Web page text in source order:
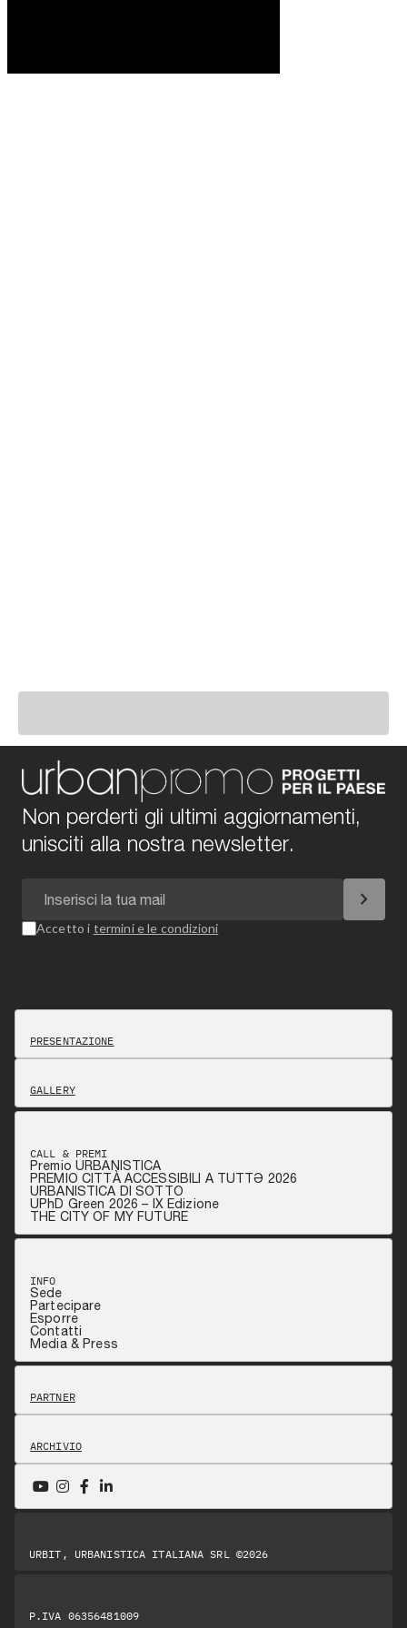
Non perderti gli ultimi aggiornamenti,
unisciti alla nostra newsletter.
chevron_right
Accetto i termini e le condizioni
PRESENTAZIONE
GALLERY
CALL & PREMI
Premio URBANISTICA
PREMIO CITTÀ ACCESSIBILI A TUTTƏ 2026
URBANISTICA DI SOTTO
UPhD Green 2026 – IX Edizione
THE CITY OF MY FUTURE
INFO
Sede
Partecipare
Esporre
Contatti
Media & Press
PARTNER
ARCHIVIO
URBIT, URBANISTICA ITALIANA SRL ©2026
P.IVA 06356481009